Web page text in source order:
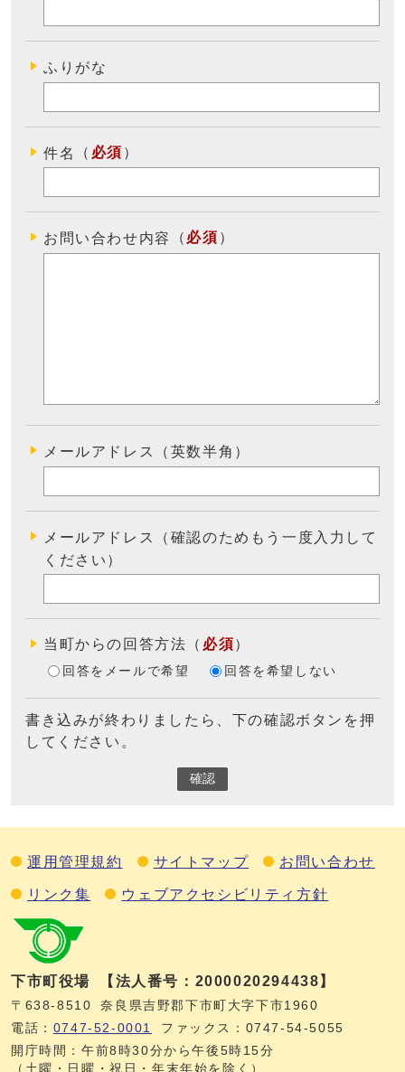
ふりがな
件名 （ 必須 ）
お問い合わせ内容 （ 必須 ）
メールアドレス（英数半角）
メールアドレス（確認のためもう一度入力して
ください）
当町からの回答方法 （ 必須）
回答をメールで希望 回答を希望しない
書き込みが終わりましたら、下の確認ボタンを押
してください。
確認
運用管理規約 サイトマップ お問い合わせ
リンク集 ウェブアクセシビリティ方針
下市町役場 【法人番号：2000020294438】
〒638-8510
奈良県吉野郡下市町大字下市1960
電話： 0747‐52‐0001
ファックス：0747‐54‐5055
開庁時間：午前8時30分から午後5時15分
（土曜・日曜・祝日・年末年始を除く）